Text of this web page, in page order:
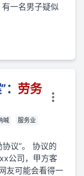
一名男子疑似
劳务
喊
服务业
议”。 协议的
公司，甲方客
友可能会看得一